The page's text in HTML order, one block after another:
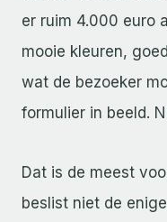
er ruim 4.000 euro
mooie kleuren,
wat de bezoeker
formulier in beeld.
Dat is de meest
beslist niet de